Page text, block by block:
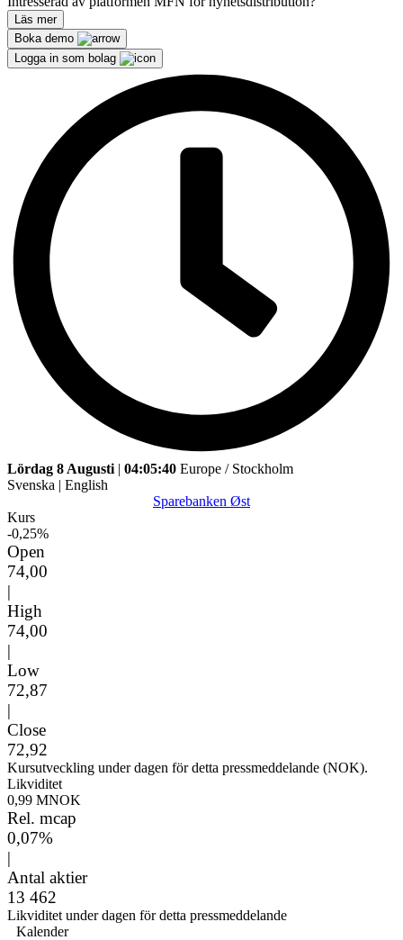
Läs mer
Boka demo
Logga in som bolag
Lördag 8 Augusti | 04:05:40 Europe / Stockholm
Svenska | English
Sparebanken Øst
Kurs
-0,25%
Open
74,00
|
High
74,00
|
Low
72,87
|
Close
72,92
Kursutveckling under dagen för detta pressmeddelande (NOK).
Likviditet
0,99 MNOK
Rel. mcap
0,07%
|
Antal aktier
13 462
Likviditet under dagen för detta pressmeddelande
Kalender